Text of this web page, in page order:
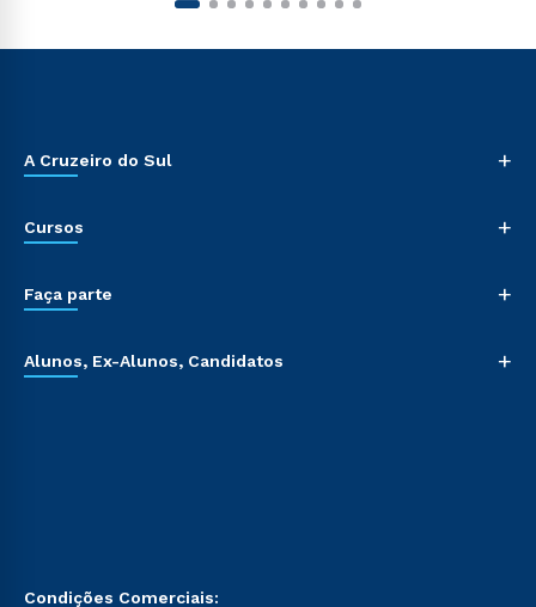
A Cruzeiro do Sul +
Cursos +
Faça parte +
Alunos, Ex-Alunos, Candidatos +
Condições Comerciais: